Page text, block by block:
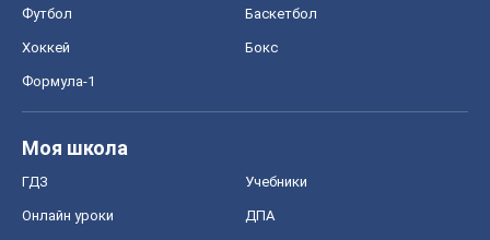
Футбол Баскетбол
Хоккей Бокс
Формула-1
Моя школа
ГДЗ Учебники
Онлайн уроки ДПА